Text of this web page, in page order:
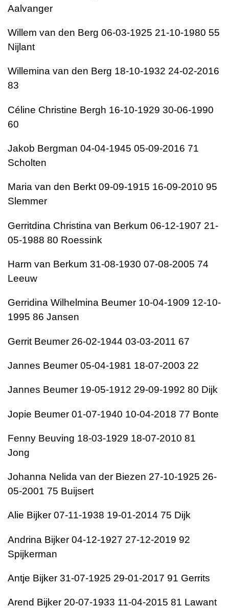
Aalvanger
Willem van den Berg 06-03-1925 21-10-1980 55
Nijlant
Willemina van den Berg 18-10-1932 24-02-2016
83
Céline Christine Bergh 16-10-1929 30-06-1990
60
Jakob Bergman 04-04-1945 05-09-2016 71
Scholten
Maria van den Berkt 09-09-1915 16-09-2010 95
Slemmer
Gerritdina Christina van Berkum 06-12-1907 21-
05-1988 80 Roessink
Harm van Berkum 31-08-1930 07-08-2005 74
Leeuw
Gerridina Wilhelmina Beumer 10-04-1909 12-10-
1995 86 Jansen
Gerrit Beumer 26-02-1944 03-03-2011 67
Jannes Beumer 05-04-1981 18-07-2003 22
Jannes Beumer 19-05-1912 29-09-1992 80 Dijk
Jopie Beumer 01-07-1940 10-04-2018 77 Bonte
Fenny Beuving 18-03-1929 18-07-2010 81
Jong
Johanna Nelida van der Biezen 27-10-1925 26-
05-2001 75 Buijsert
Alie Bijker 07-11-1938 19-01-2014 75 Dijk
Andrina Bijker 04-12-1927 27-12-2019 92
Spijkerman
Antje Bijker 31-07-1925 29-01-2017 91 Gerrits
Arend Bijker 20-07-1933 11-04-2015 81 Lawant